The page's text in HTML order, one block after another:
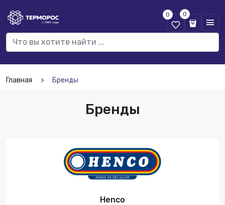
0 0
Главная Бренды
Бренды
Henco